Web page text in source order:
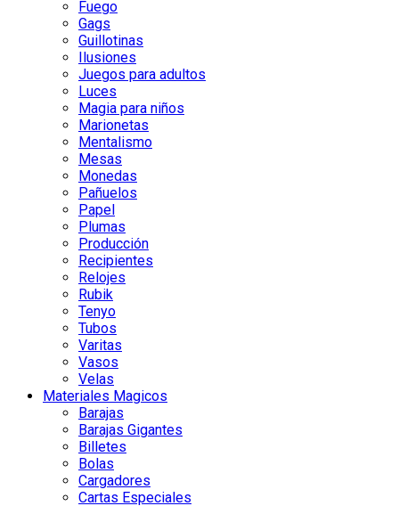
Fuego
Gags
Guillotinas
Ilusiones
Juegos para adultos
Luces
Magia para niños
Marionetas
Mentalismo
Mesas
Monedas
Pañuelos
Papel
Plumas
Producción
Recipientes
Relojes
Rubik
Tenyo
Tubos
Varitas
Vasos
Velas
Materiales Magicos
Barajas
Barajas Gigantes
Billetes
Bolas
Cargadores
Cartas Especiales